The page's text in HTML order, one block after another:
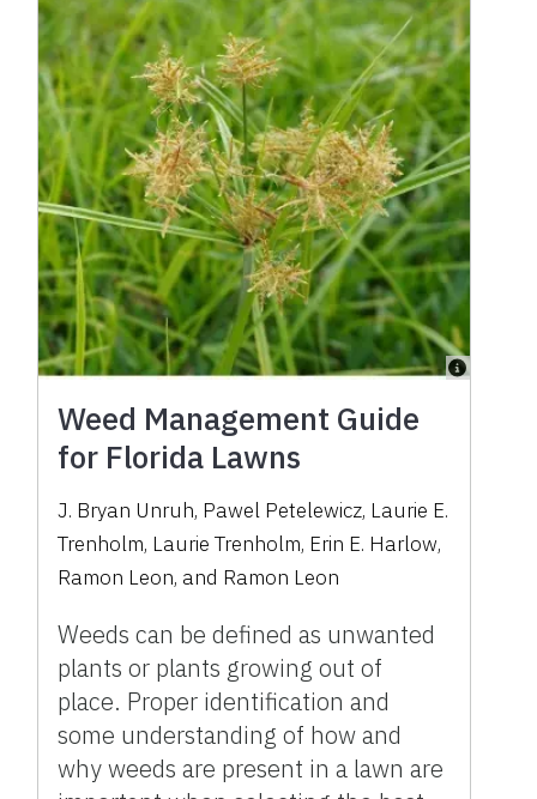
Weed Management Guide
for Florida Lawns
J. Bryan Unruh, Pawel Petelewicz, Laurie E.
Trenholm, Laurie Trenholm, Erin E. Harlow,
Ramon Leon, and Ramon Leon
Weeds can be defined as unwanted
plants or plants growing out of
place. Proper identification and
some understanding of how and
why weeds are present in a lawn are